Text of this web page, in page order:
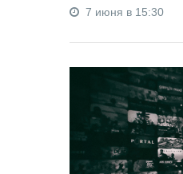
7 июня в 15:30